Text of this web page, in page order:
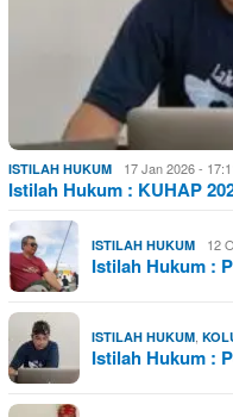
ISTILAH HUKUM 17 Jan 2026 -
Istilah Hukum : KUHAP
ISTILAH HUKUM 12
Istilah Hukum :
ISTILAH HUKUM
Istilah Hukum :